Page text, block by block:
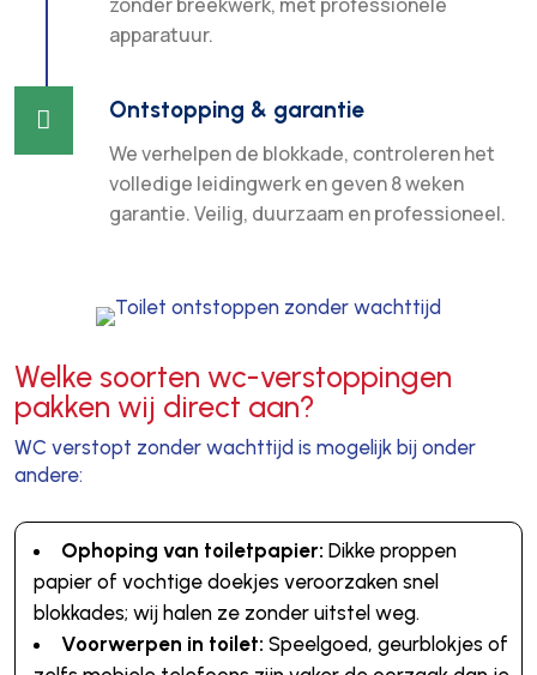
apparatuur.
 Ontstopping & garantie
We verhelpen de blokkade, controleren het
volledige leidingwerk en geven 8 weken
garantie. Veilig, duurzaam en professioneel.
Welke soorten wc-verstoppingen
pakken wij direct aan?
WC verstopt zonder wachttijd is mogelijk bij onder
andere:
Ophoping van toiletpapier: Dikke proppen
papier of vochtige doekjes veroorzaken snel
blokkades; wij halen ze zonder uitstel weg.
Voorwerpen in toilet: Speelgoed, geurblokjes of